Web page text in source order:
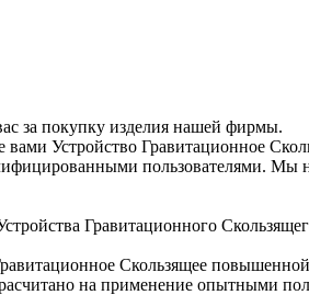
за покупку изделия нашей фирмы.
Устройство Гравитационное
пользователями. Мы
Гравитационного
Скользящее
на применение опытными